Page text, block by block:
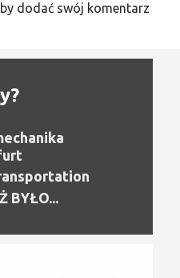
dodać swój komentarz
BYŁO...